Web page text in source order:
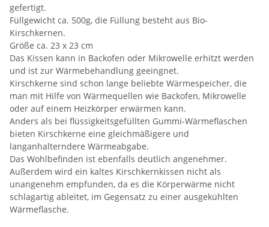
gefertigt.
Füllgewicht ca. 500g, die Füllung besteht aus Bio-
Kirschkernen.
Größe ca. 23 x 23 cm
Das Kissen kann in Backofen oder Mikrowelle erhitzt werden
und ist zur Wärmebehandlung geeingnet.
Kirschkerne sind schon lange beliebte Wärmespeicher, die
man mit Hilfe von Wärmequellen wie Backofen, Mikrowelle
oder auf einem Heizkörper erwärmen kann.
Anders als bei flüssigkeitsgefüllten Gummi-Wärmeflaschen
bieten Kirschkerne eine gleichmäßigere und
langanhalterndere Wärmeabgabe.
Das Wohlbefinden ist ebenfalls deutlich angenehmer.
Außerdem wird ein kaltes Kirschkernkissen nicht als
unangenehm empfunden, da es die Körperwärme nicht
schlagartig ableitet, im Gegensatz zu einer ausgekühlten
Wärmeflasche.